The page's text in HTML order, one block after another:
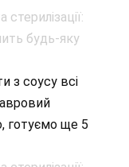
з соусу всі
готуємо ще 5